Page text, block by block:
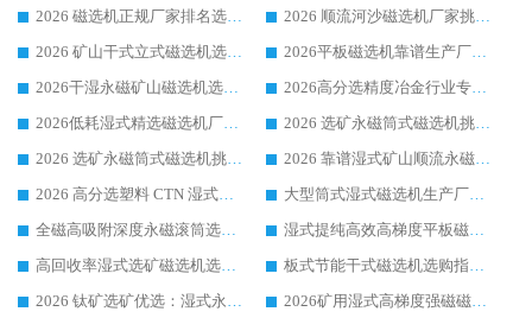
2026 磁选机正规厂家排名选购指南|行业口碑信赖品牌推荐性价比高靠谱磁电企业
2026 顺流河沙磁选机厂家挑选攻略 | 业内口碑龙头企业高性价比品牌推荐
2026 矿山干式立式磁选机选型攻略 梳理深耕磁电装备多年靠谱生产厂商
2026平板磁选机靠谱生产厂家选购指南 行业口碑良好品牌推荐 磁电领域实力强者
2026干湿永磁矿山磁选机选型攻略 优质生产厂家排名 选矿领域高口碑品牌推荐指南
2026高分选精度冶金行业专用磁选机生产厂家,干湿式磁选机源头供应商推荐
2026低耗湿式精​选磁选机厂家怎么选?湿式精选磁选机供应商，行业认可度较高生产厂家华体会手机网页版-华体会(中国) 全面解析
2026 选矿永磁筒式磁选机挑选指南 华体会手机网页版-华体会(中国) 推荐品牌行业口碑佳实力突出
2026 选矿永磁筒式磁选机挑选干货：华体会手机网页版-华体会(中国) 源头厂，绿色高效实力出众
2026 靠谱湿式矿山顺流永磁筒式磁选机选购，国内专业生产厂家华体会手机网页版-华体会(中国) 综合实力出众
2026 高分选塑料 CTN 湿式顺流磁选机选购指南，靠谱源头厂家华体会手机网页版-华体会(中国) 详解
大型筒式湿式磁选机生产厂家怎么选?华体会手机网页版-华体会(中国) 设备口碑广受行业认可
全磁高吸附深度永磁滚筒选购指南 业内口碑稳定磁电设备生产厂家详细推荐
湿式提纯高效高梯度平板磁选机靠谱设备源头厂商华体会手机网页版-华体会(中国) 综合测评
高回收率湿式选矿磁选机选购指南 业内口碑磁电设备生产厂家实力解析
板式节能干式磁选机选购指南，源头生产厂家华体会手机网页版-华体会(中国) 综合实力可观
2026 钛矿选矿优选：湿式永磁筒式磁选机源头厂家华体会手机网页版-华体会(中国) 综合解析
2026矿用湿式高梯度强磁磁选机选购指南，临朐靠谱磁电生产厂家华体会手机网页版-华体会(中国) 详解